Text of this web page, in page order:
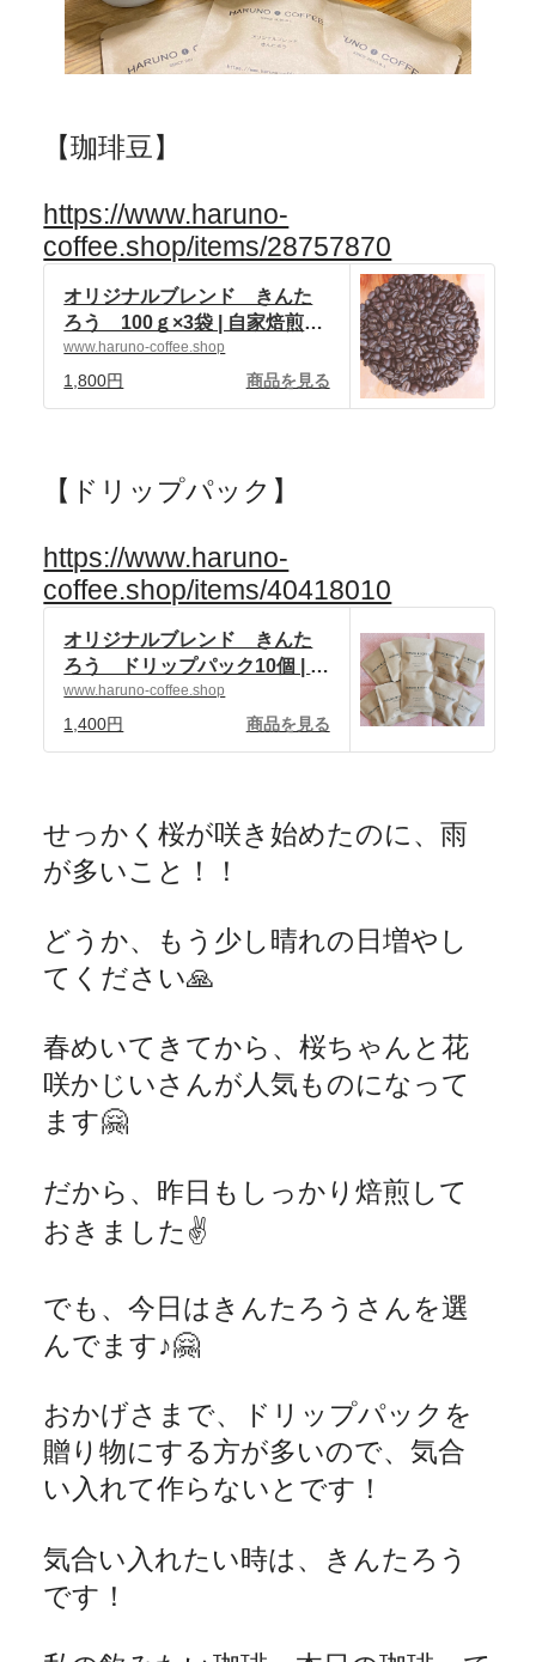
【珈琲豆】
https://www.haruno-
coffee.shop/items/28757870
オリジナルブレンド きんた
ろう 100ｇ×3袋 | 自家焙煎珈
琲 ハルノ珈琲 powered by
BASE
www.haruno-coffee.shop
1,800円 商品を見る
【ドリップパック】
https://www.haruno-
coffee.shop/items/40418010
オリジナルブレンド きんた
ろう ドリップパック10個 | 自
家焙煎珈琲 ハルノ珈琲
powered by BASE
www.haruno-coffee.shop
1,400円 商品を見る
せっかく桜が咲き始めたのに、雨
が多いこと！！
どうか、もう少し晴れの日増やし
てください🙏
春めいてきてから、桜ちゃんと花
咲かじいさんが人気ものになって
ます🤗
だから、昨日もしっかり焙煎して
おきました ✌️
でも、今日はきんたろうさんを選
んでます♪🤗
おかげさまで、ドリップパックを
贈り物にする方が多いので、気合
い入れて作らないとです！
気合い入れたい時は、きんたろう
です！